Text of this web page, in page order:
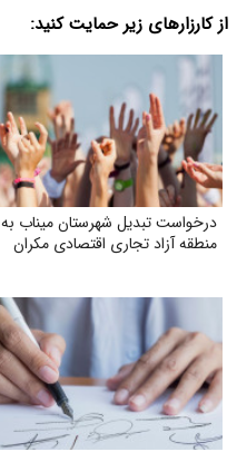
از کارزارهای زیر حمایت کنید:
درخواست تبدیل شهرستان میناب به
منطقه آزاد تجاری اقتصادی مکران